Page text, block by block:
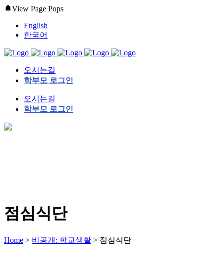
View Page Pops
English
한국어
오시는길
학부모 로그인
오시는길
학부모 로그인
점심식단
Home > 비공개: 학교생활 > 점심식단